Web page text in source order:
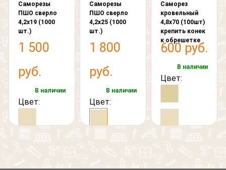
Саморезы
ПШО сверло
4,2х19 (1000
шт.)
1 500
руб.
В наличии
Цвет:
Саморезы
ПШО сверло
4,2х25 (1000
шт.)
1 800
руб.
В наличии
Цвет:
Саморез
кровельный
4,8х70 (100шт)
крепить конек
к обрешетке
600 руб.
В наличии
Цвет: